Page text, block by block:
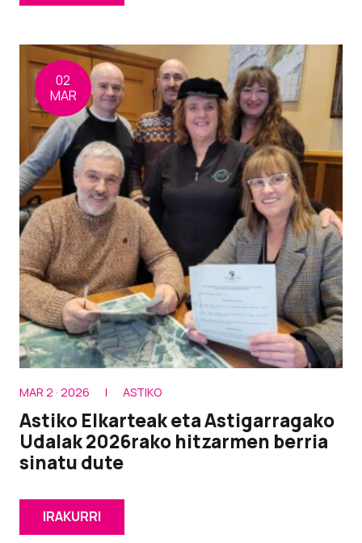
02
MAR
MAR 2 · 2026 | ASTIKO
Astiko Elkarteak eta Astigarragako
Udalak 2026rako hitzarmen berria
sinatu dute
IRAKURRI